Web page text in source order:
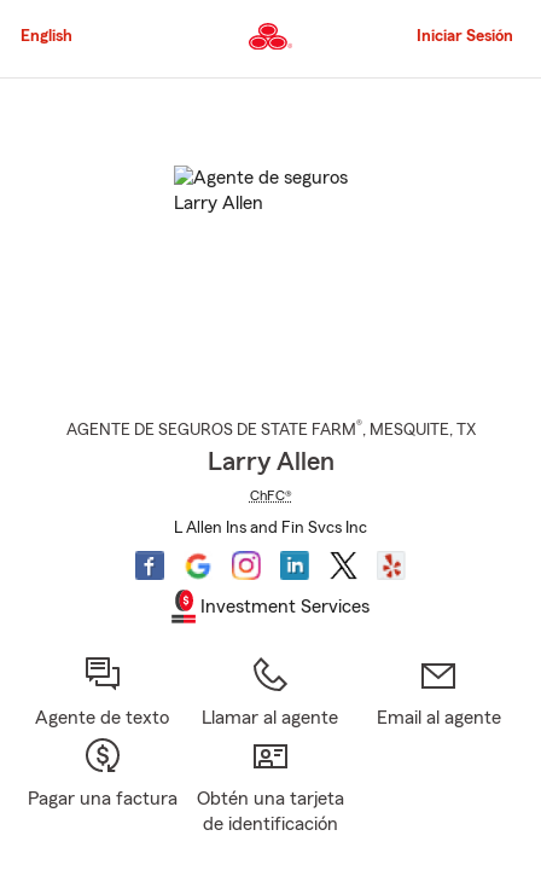
al
principal
English Iniciar Sesión
AGENTE DE SEGUROS DE STATE FARM®, MESQUITE, TX
Larry Allen
ChFC®
L Allen Ins and Fin Svcs Inc
Investment Services
Agente de texto Llamar al agente Email al agente
Pagar una factura
Obtén una tarjeta
de identificación